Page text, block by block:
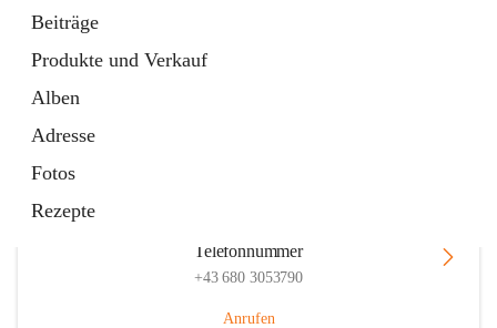
Beiträge
Produkte und Verkauf
Alben
Adresse
Fotos
Rezepte
Telefonnummer
+43 680 3053790
Anrufen